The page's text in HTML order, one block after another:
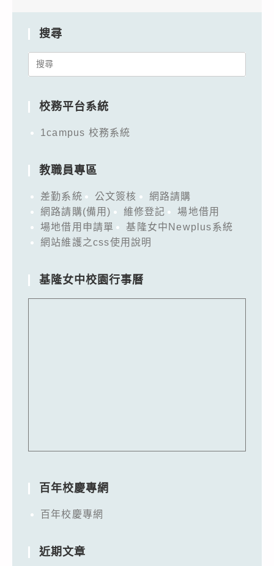
搜尋
Search
校務平台系統
1campus 校務系統
教職員專區
差勤系統 公文簽核
網路請購
網路請購(備用)
維修登記
場地借用
場地借用申請單
基隆女中Newplus系統
網站維護之css使用說明
基隆女中校園行事曆
百年校慶專網
百年校慶專網
近期文章